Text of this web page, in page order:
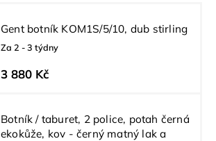
Gent botník KOM1S/5/10, dub stirling
Za 2 - 3 týdny
3 880 Kč
Botník / taburet, 2 police, potah černá
ekokůže, kov - černý matný lak a